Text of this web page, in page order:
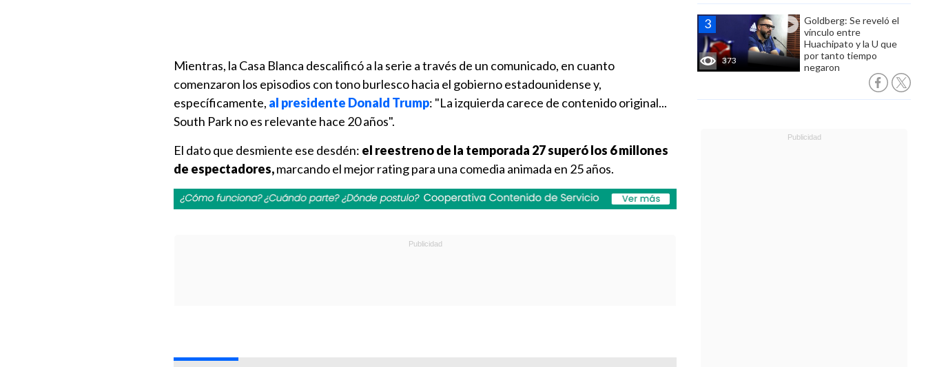
373
Goldberg: Se reveló el
vínculo entre
Huachipato y la U que
por tanto tiempo
negaron
Mientras, la Casa Blanca descalificó a la serie a través de un comunicado, en cuanto
comenzaron los episodios con tono burlesco hacia el gobierno estadounidense y,
específicamente, al presidente Donald Trump: "La izquierda carece de contenido original...
South Park no es relevante hace 20 años".
El dato que desmiente ese desdén: el reestreno de la temporada 27 superó los 6 millones
de espectadores,marcando el mejor rating para una comedia animada en 25 años.